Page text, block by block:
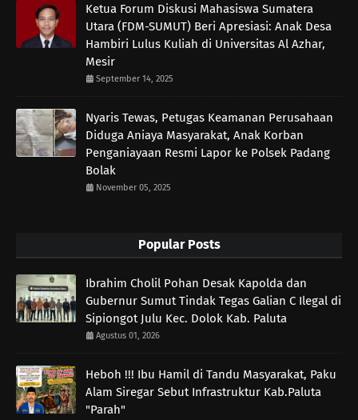
Ketua Forum Diskusi Mahasiswa Sumatera
Utara (FDM-SUMUT) Beri Apresiasi: Anak Desa
Hambiri Lulus Kuliah di Universitas Al Azhar,
Mesir
September 14, 2025
Nyaris Tewas, Petugas Keamanan Perusahaan
Diduga Aniaya Masyarakat, Anak Korban
Penganiayaan Resmi Lapor ke Polsek Padang
Bolak
November 05, 2025
Popular Posts
Ibrahim Cholil Pohan Desak Kapolda dan
Gubernur Sumut Tindak Tegas Galian C Ilegal di
Sipiongot Julu Kec. Dolok Kab. Paluta
Agustus 01, 2026
Heboh !!! Ibu Hamil di Tandu Masyarakat, Paku
Alam Siregar Sebut Infrastruktur Kab.Paluta
"Parah"